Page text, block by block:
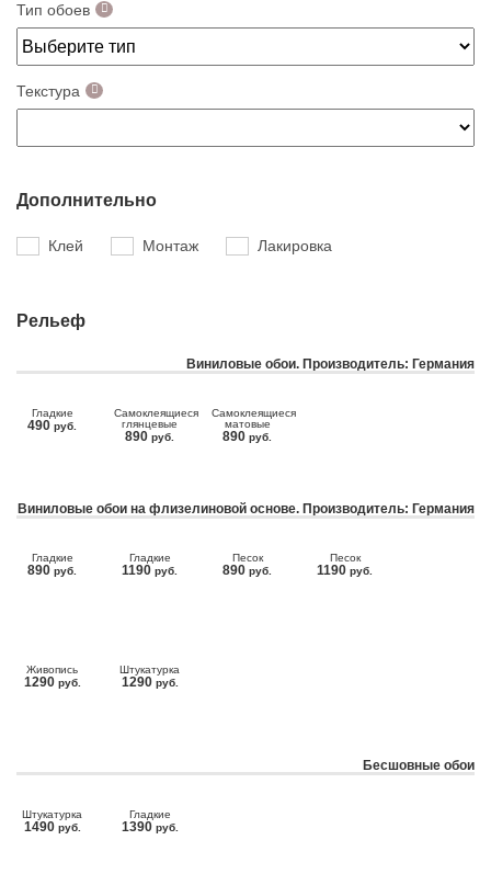
Тип обоев
Текстура
Дополнительно
Клей Монтаж Лакировка
Рельеф
Виниловые обои. Производитель: Германия
Гладкие
490 руб.
Самоклеящиеся
глянцевые
890 руб.
Самоклеящиеся
матовые
890 руб.
Виниловые обои на флизелиновой основе. Производитель: Германия
Гладкие
890 руб.
Гладкие
1190 руб.
Песок
890 руб.
Песок
1190 руб.
Живопись
1290 руб.
Штукатурка
1290 руб.
Бесшовные обои
Штукатурка
1490 руб.
Гладкие
1390 руб.